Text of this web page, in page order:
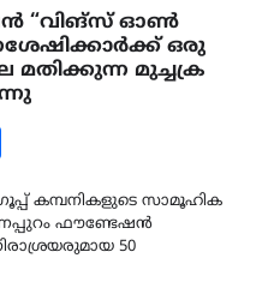
“വിങ്സ് ഓൺ
ഒരു
മതിക്കുന്ന മുച്ചക്ര
കമ്പനികളുടെ സാമൂഹിക
ഫൗണ്ടേഷൻ
50